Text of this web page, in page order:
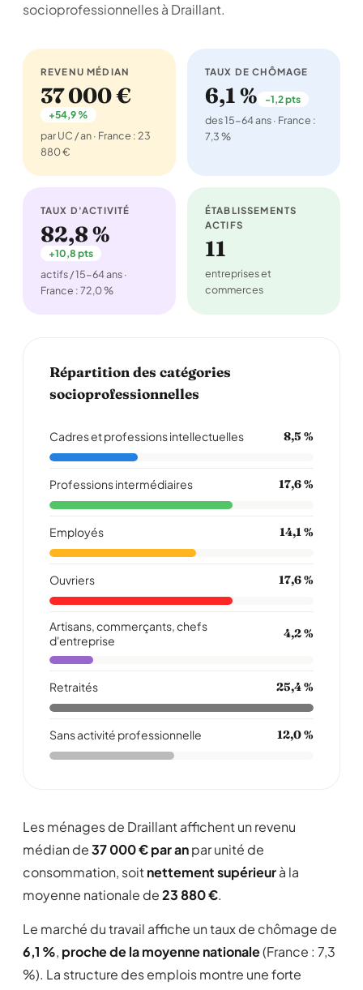
socioprofessionnelles à Draillant.
REVENU MÉDIAN
37 000 €
+54,9 %
par UC / an · France : 23
880 €
TAUX DE CHÔMAGE
6,1 % -1,2 pts
des 15-64 ans · France :
7,3 %
TAUX D'ACTIVITÉ
82,8 %
+10,8 pts
actifs / 15-64 ans ·
France : 72,0 %
ÉTABLISSEMENTS
ACTIFS
11
entreprises et
commerces
Répartition des catégories
socioprofessionnelles
Cadres et professions intellectuelles 8,5 %
Professions intermédiaires 17,6 %
Employés 14,1 %
Ouvriers 17,6 %
Artisans, commerçants, chefs
d'entreprise
4,2 %
Retraités 25,4 %
Sans activité professionnelle 12,0 %
Les ménages de Draillant affichent un revenu
médian de37 000 € par anpar unité de
consommation, soitnettement supérieurà la
moyenne nationale de23 880 €.
Le marché du travail affiche un taux de chômage de
6,1 %, proche de la moyenne nationale(France : 7,3
%). La structure des emplois montre une forte